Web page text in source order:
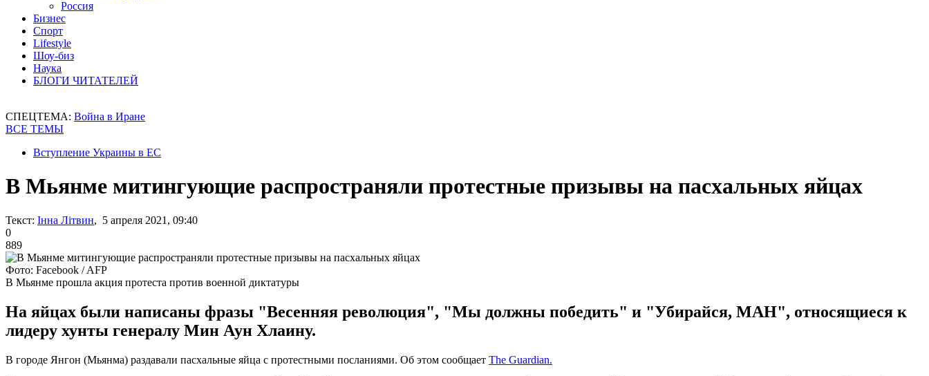
Россия
Бизнес
Спорт
Lifestyle
Шоу-биз
Наука
БЛОГИ ЧИТАТЕЛЕЙ
СПЕЦТЕМА: Война в Иране
ВСЕ ТЕМЫ
Вступление Украины в ЕС
В Мьянме митингующие распространяли протестные призывы на пасхальных яйцах
Текст: Інна Літвин, 5 апреля 2021, 09:40
0
889
Фото: Facebook / AFP
В Мьянме прошла акция протеста против военной диктатуры
На яйцах были написаны фразы "Весенняя революция", "Мы должны победить" и "Убирайся, MAH", относящиеся к
лидеру хунты генералу Мин Аун Хлаину.
В городе Янгон (Мьянма) раздавали пасхальные яйца с протестными посланиями. Об этом сообщает The Guardian.